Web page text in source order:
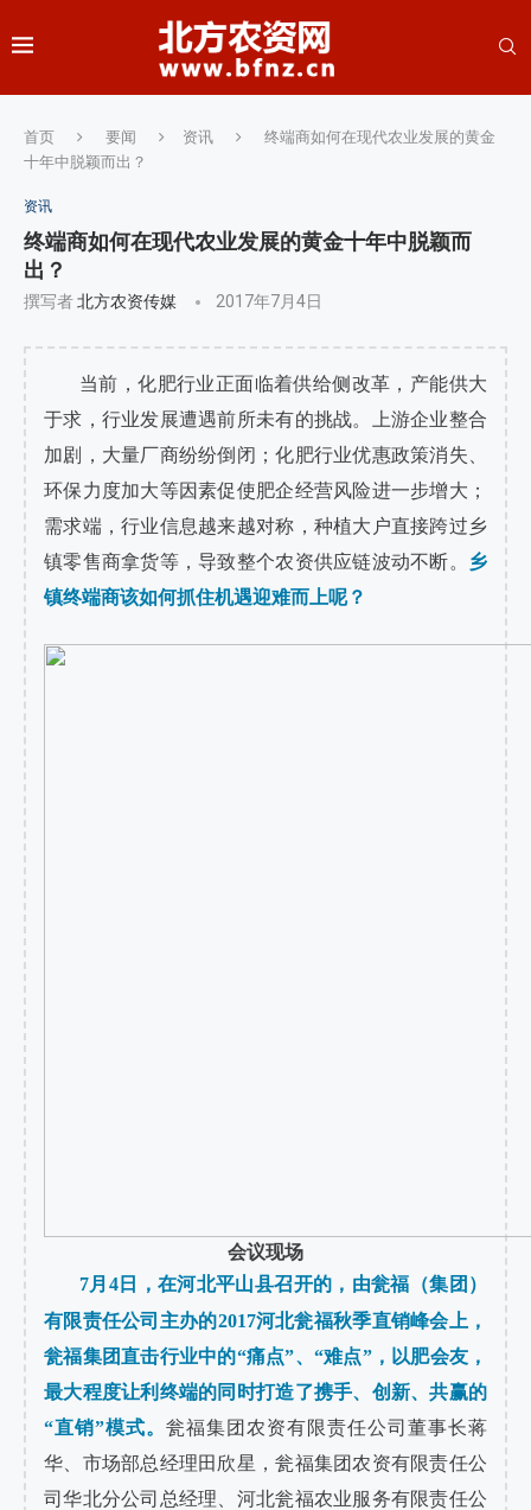
首页 要闻 资讯
终端商如何在现代农业发展的黄金
十年中脱颖而出？
资讯
终端商如何在现代农业发展的黄金十年中脱颖而
出？
撰写者北方农资传媒 2017年7月4日
当前，化肥行业正面临着供给侧改革，产能供大
于求，行业发展遭遇前所未有的挑战。上游企业整合
加剧，大量厂商纷纷倒闭；化肥行业优惠政策消失、
环保力度加大等因素促使肥企经营风险进一步增大；
需求端，行业信息越来越对称，种植大户直接跨过乡
镇零售商拿货等，导致整个农资供应链波动不断。
乡
镇终端商该如何抓住机遇迎难而上呢？
会议现场
7月4日，在河北平山县召开的，由瓮福（集团 ）
有限责任公司主办的2017河北瓮福秋季直销峰会上，
瓮福集团直击行业中的“痛点”、“难点”，以肥会友，
最大程度让利终端的同时打造了携手、创新、共赢的
“直销”模式。 瓮福集团农资有限责任公司董事长蒋
华、市场部总经理田欣星，瓮福集团农资有限责任公
司华北分公司总经理、河北瓮福农业服务有限责任公